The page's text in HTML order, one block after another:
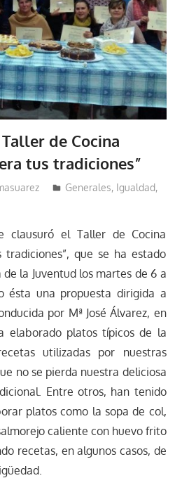
de Cocina
tus tradiciones”
Generales, Igualdad,
clausuró el Taller de Cocina
tradiciones”, que se ha estado
la Juventud los martes de 6 a
ésta una propuesta dirigida a
por Mª José Álvarez, en
elaborado platos típicos de la
utilizadas por nuestras
no se pierda nuestra deliciosa
Entre otros, han tenido
platos como la sopa de col,
caliente con huevo frito
recetas, en algunos casos, de